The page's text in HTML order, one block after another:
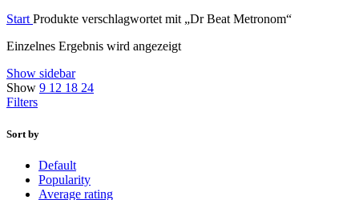
StartProdukte verschlagwortet mit „Dr Beat Metronom“
Einzelnes Ergebnis wird angezeigt
Show sidebar
Show 9 12 18 24
Filters
Sort by
Default
Popularity
Average rating